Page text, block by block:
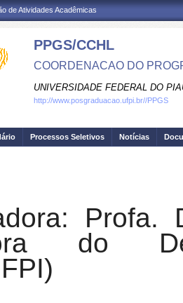
de Atividades Acadêmicas
PPGS/CCHL
COORDENACAO DO
UNIVERSIDADE FEDERAL DO
http://www.posgraduacao.ufpi.br//PPGS
Processos Seletivos Notícias
Profa.
do